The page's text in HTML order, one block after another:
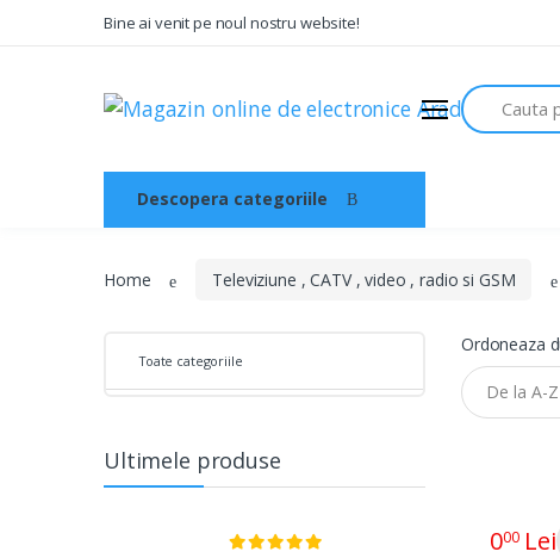
Bine ai venit pe noul nostru website!
Sisteme de securitate si
automatizari
Electrice , surse de alimentare si
Televiziune , CATV , video , radio si
Sisteme fotovoltaice
Search
Descopera categoriile
Home Televiziune , CATV , video , radio si GSM
Toate categoriile
Ultimele produse
Ordoneaza
000Lei